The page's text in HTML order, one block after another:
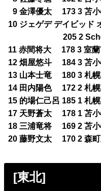
09 金澤優太 173 3 苫小
10 ジェゲデ デイビッド
205 2 Scholars
11 赤間将大 178 3 室蘭
12 畑屋悠斗 184 3 苫小
13 山本士竜 180 3 札幌
14 田内陽色 172 2 札幌
15 的場仁己呂 185 1 札
17 天野蒼太 178 1 苫小
18 三浦竜将 169 2 苫小
20 藤野文太 170 2 森町
[東北]